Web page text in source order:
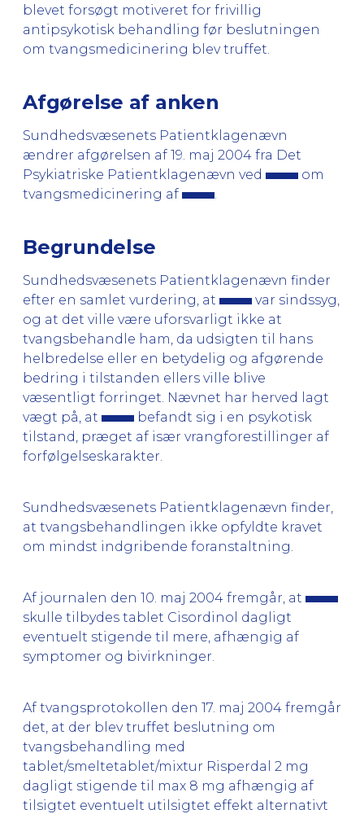
blevet forsøgt motiveret for frivillig
antipsykotisk behandling før beslutningen
om tvangsmedicinering blev truffet.
Afgørelse af anken
Sundhedsvæsenets Patientklagenævn
ændrer afgørelsen af 19. maj 2004 fra Det
Psykiatriske Patientklagenævn ved
om
tvangsmedicinering af
Begrundelse
Sundhedsvæsenets Patientklagenævn finder
efter en samlet vurdering, at
var sindssyg,
og at det ville være uforsvarligt ikke at
tvangsbehandle ham, da udsigten til hans
helbredelse eller en betydelig og afgørende
bedring i tilstanden ellers ville blive
væsentligt forringet. Nævnet har herved lagt
vægt på, at
befandt sig i en psykotisk
tilstand, præget af især vrangforestillinger af
forfølgelseskarakter.
Sundhedsvæsenets Patientklagenævn finder,
at tvangsbehandlingen ikke opfyldte kravet
om mindst indgribende foranstaltning.
Af journalen den 10. maj 2004 fremgår, at
skulle tilbydes tablet Cisordinol dagligt
eventuelt stigende til mere, afhængig af
symptomer og bivirkninger.
Af tvangsprotokollen den 17. maj 2004 fremgår
det, at der blev truffet beslutning om
tvangsbehandling med
tablet/smeltetablet/mixtur Risperdal 2 mg
dagligt stigende til max 8 mg afhængig af
tilsigtet eventuelt utilsigtet effekt alternativt